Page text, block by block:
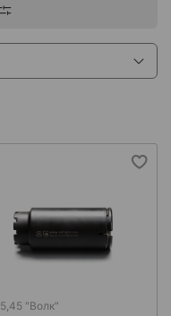
5,45 "Волк"